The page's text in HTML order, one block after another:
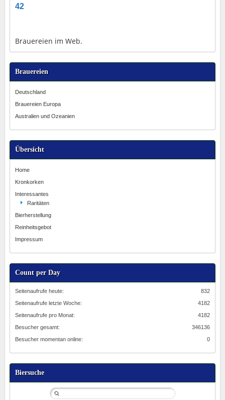
42
Brauereien im Web.
Brauereien
Deutschland
Brauereien Europa
Australien und Ozeanien
Übersicht
Home
Kronkorken
Interessantes
Raritäten
Bierherstellung
Reinheitsgebot
Impressum
Count per Day
832
Seitenaufrufe heute:
4182
Seitenaufrufe letzte Woche:
4182
Seitenaufrufe pro Monat:
346136
Besucher gesamt:
0
Besucher momentan online:
Biersuche